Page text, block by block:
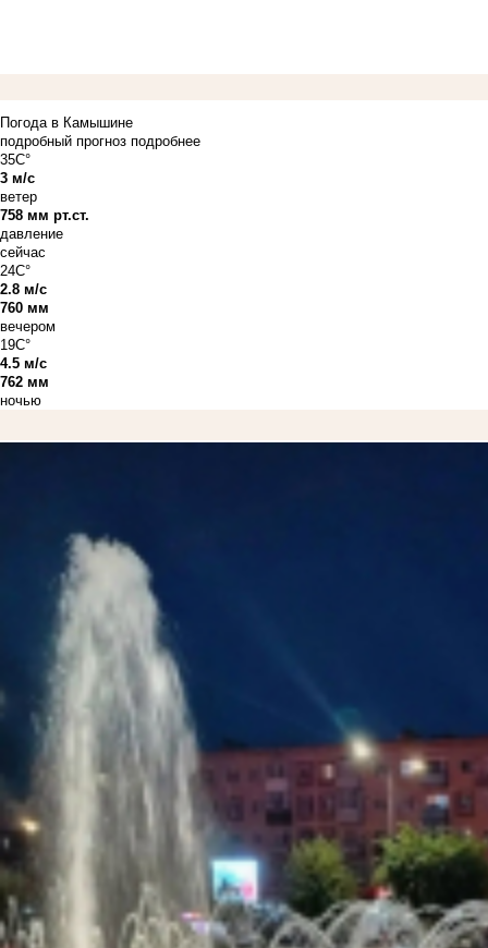
Погода в Камышине
подробный прогноз подробнее
35C°
3 м/с
ветер
758 мм рт.ст.
давление
сейчас
24C°
2.8 м/с
760 мм
вечером
19C°
4.5 м/с
762 мм
ночью